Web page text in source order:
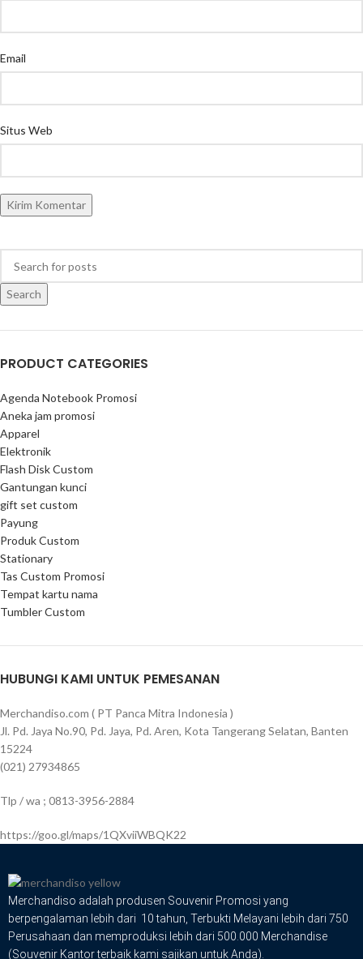
Email
Situs Web
Search
PRODUCT CATEGORIES
Agenda Notebook Promosi
Aneka jam promosi
Apparel
Elektronik
Flash Disk Custom
Gantungan kunci
gift set custom
Payung
Produk Custom
Stationary
Tas Custom Promosi
Tempat kartu nama
Tumbler Custom
HUBUNGI KAMI UNTUK PEMESANAN
Merchandiso.com ( PT Panca Mitra Indonesia )
Jl. Pd. Jaya No.90, Pd. Jaya, Pd. Aren, Kota Tangerang Selatan, Banten
15224
(021) 27934865
Tlp / wa ; 0813-3956-2884
https://goo.gl/maps/1QXviiWBQK22
Merchandiso adalah produsen Souvenir Promosi yang
berpengalaman lebih dari 10 tahun, Terbukti Melayani lebih dari 750
Perusahaan dan memproduksi lebih dari 500.000 Merchandise
(Souvenir Kantor terbaik kami sajikan untuk Anda).